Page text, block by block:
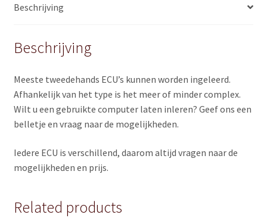
Beschrijving
Beschrijving
Meeste tweedehands ECU’s kunnen worden ingeleerd.
Afhankelijk van het type is het meer of minder complex.
Wilt u een gebruikte computer laten inleren? Geef ons een
belletje en vraag naar de mogelijkheden.
Iedere ECU is verschillend, daarom altijd vragen naar de
mogelijkheden en prijs.
Related products